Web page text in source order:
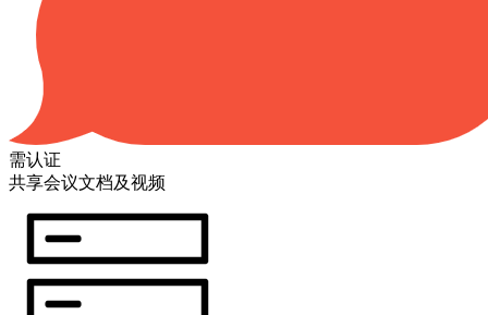
需认证
共享会议文档及视频